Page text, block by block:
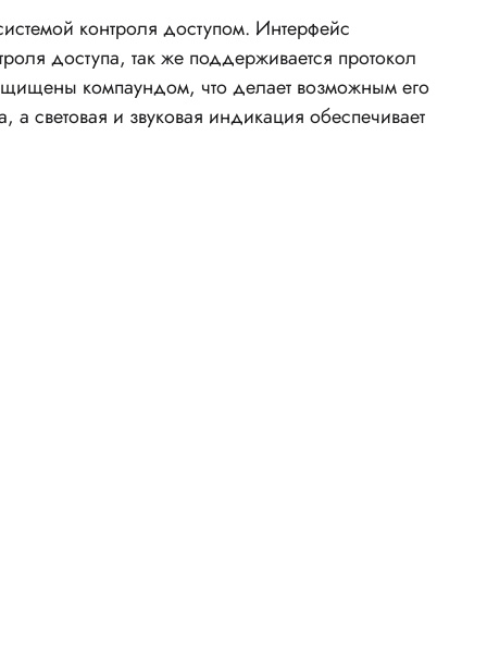
контроля доступом. Интерфейс
доступа, так же поддерживается протокол
компаундом, что делает возможным его
световая и звуковая индикация обеспечивает